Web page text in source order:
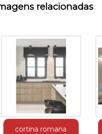
relacionadas
cortina romana